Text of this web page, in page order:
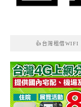
👍台灣租借WIFI